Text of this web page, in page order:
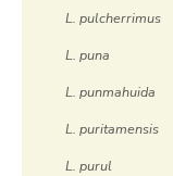
L. pulcherrimus
L. puna
L. punmahuida
L. puritamensis
L. purul